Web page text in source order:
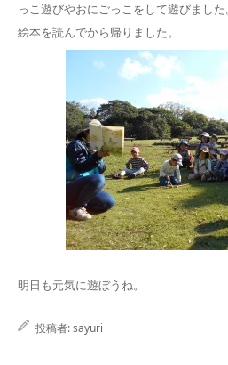
っこ遊びやおにごっこをして遊びました。
絵本を読んでから帰りました。
明日も元気に遊ぼうね。
投稿者:sayuri